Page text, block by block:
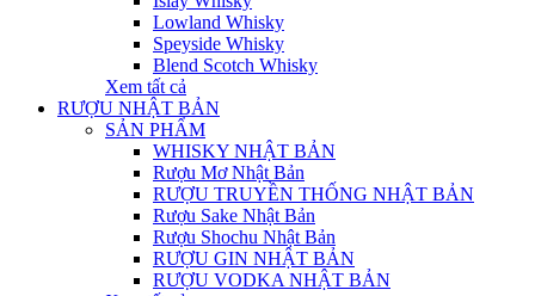
Lowland Whisky
Speyside Whisky
Blend Scotch Whisky
Xem tất cả
RƯỢU NHẬT BẢN
SẢN PHẨM
WHISKY NHẬT BẢN
Rượu Mơ Nhật Bản
RƯỢU TRUYỀN THỐNG NHẬT BẢN
Rượu Sake Nhật Bản
Rượu Shochu Nhật Bản
RƯỢU GIN NHẬT BẢN
RƯỢU VODKA NHẬT BẢN